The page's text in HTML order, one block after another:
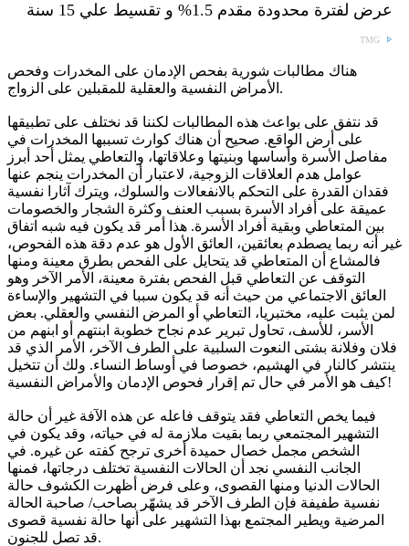
عرض لفترة محدودة مقدم 1.5% و تقسيط علي 15 سنة
TMG
هناك مطالبات شورية بفحص الإدمان على المخدرات وفحص
الأمراض النفسية والعقلية للمقبلين على الزواج.
قد نتفق على بواعث هذه المطالبات لكننا قد نختلف على تطبيقها
على أرض الواقع. صحيح أن هناك كوارث تسببها المخدرات في
مفاصل الأسرة وأساسها وبنيتها وعلاقاتها، والتعاطي يمثل أحد أبرز
عوامل هدم العلاقات الزوجية، لاعتبار أن المخدرات ينجم عنها
فقدان القدرة على التحكم بالانفعالات والسلوك، ويترك آثارا نفسية
عميقة على أفراد الأسرة بسبب العنف وكثرة الشجار والخصومات
بين المتعاطي وبقية أفراد الأسرة. هذا أمر قد يكون فيه شبه اتفاق
غير أنه ربما يصطدم بعائقين، العائق الأول هو عدم دقة هذه الفحوص،
فالمشاع أن المتعاطي قد يتحايل على الفحص بطرق معينة ومنها
التوقف عن التعاطي قبل الفحص بفترة معينة، الأمر الآخر وهو
العائق الاجتماعي من حيث أنه قد يكون سببا في التشهير والإساءة
لمن يثبت عليه، مختبريا، التعاطي أو المرض النفسي والعقلي. بعض
الأسر، للأسف، تحاول تبرير عدم نجاح خطوبة ابنتهم أو ابنهم من
فلان وفلانة بشتى النعوت السلبية على الطرف الآخر، الأمر الذي قد
ينتشر كالنار في الهشيم، خصوصا في أوساط النساء. ولك أن تتخيل
كيف هو الأمر في حال تم إقرار فحوص الإدمان والأمراض النفسية!
فيما يخص التعاطي فقد يتوقف فاعله عن هذه الآفة غير أن حالة
التشهير المجتمعي ربما بقيت ملازمة له في حياته، وقد يكون في
الشخص مجمل خصال حميدة أخرى ترجح كفته عن غيره. في
الجانب النفسي نجد أن الحالات النفسية تختلف درجاتها، فمنها
الحالات الدنيا ومنها القصوى، وعلى فرض أظهرت الكشوف حالة
نفسية طفيفة فإن الطرف الآخر قد يشهّر بصاحب/ صاحبة الحالة
المرضية ويطير المجتمع بهذا التشهير على أنها حالة نفسية قصوى
قد تصل للجنون.